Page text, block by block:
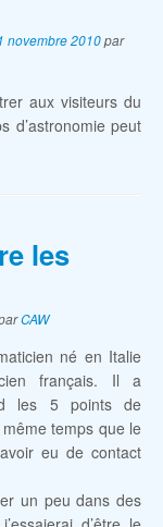
novembre 2010par
aux visiteurs du
d’astronomie peut
les
CAW
né en Italie
français. Il a
les 5 points de
temps que le
eu de contact
un peu dans des